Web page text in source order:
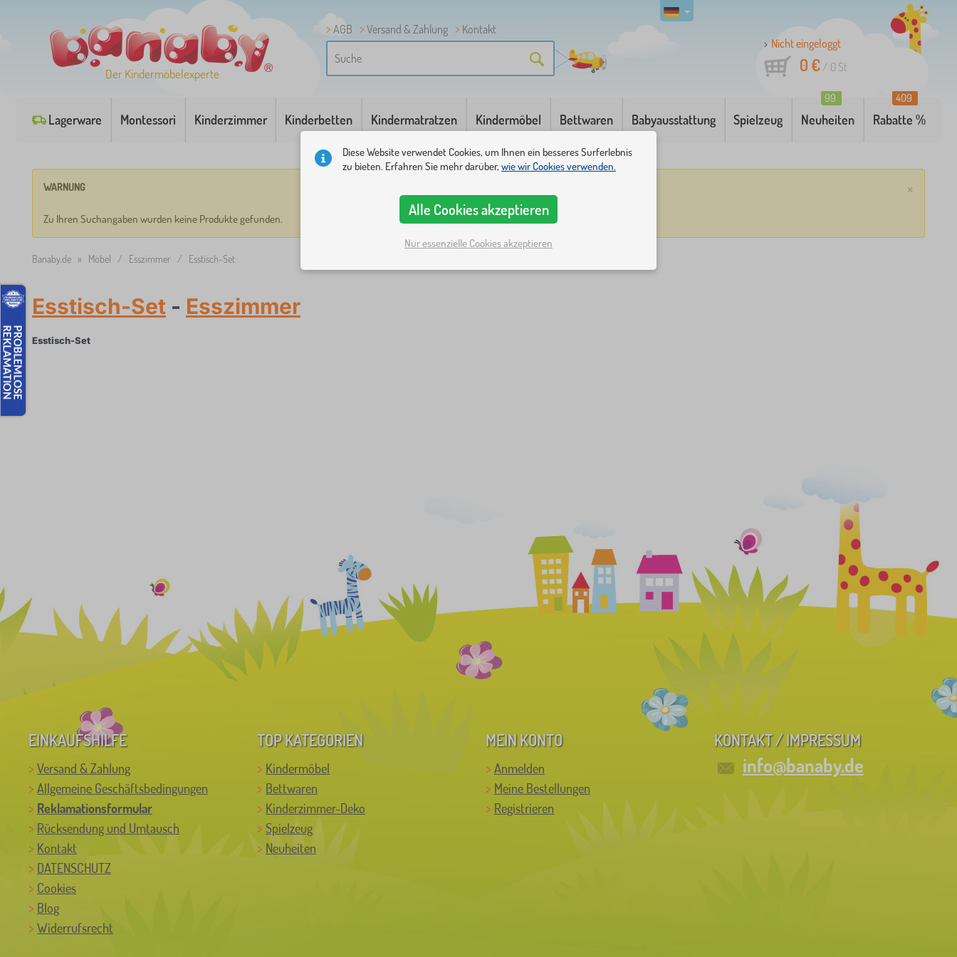
Der Kindermöbelexperte
AGB Versand & Zahlung
Kontakt
Nicht eingeloggt
0 €/ 0 St
Lagerware Montessori Kinderzimmer Kinderbetten Kindermatratzen Kindermöbel Bettwaren Babyausstattung Spielzeug Neuheiten
99
Rabatte %
409
×
WARNUNG
Zu Ihren Suchangaben wurden keine Produkte gefunden.
Banaby.de » Möbel / Esszimmer / Esstisch-Set
Esstisch-Set - Esszimmer
Esstisch-Set
EINKAUFSHILFE
Versand & Zahlung
Allgemeine Geschäftsbedingungen
Reklamationsformular
Rücksendung und Umtausch
Kontakt
DATENSCHUTZ
Cookies
Blog
Widerrufsrecht
TOP KATEGORIEN
Kindermöbel
Bettwaren
Kinderzimmer-Deko
Spielzeug
Neuheiten
MEIN KONTO
Anmelden
Meine Bestellungen
Registrieren
KONTAKT / IMPRESSUM
info@banaby.de
Diese Website verwendet Cookies, um Ihnen ein besseres Surferlebnis
zu bieten. Erfahren Sie mehr darüber, wie wir Cookies verwenden.
Alle Cookies akzeptieren
Nur essenzielle Cookies akzeptieren